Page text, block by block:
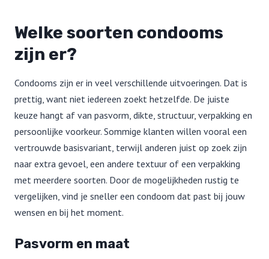
Welke soorten condooms
zijn er?
Condooms zijn er in veel verschillende uitvoeringen. Dat is
prettig, want niet iedereen zoekt hetzelfde. De juiste
keuze hangt af van pasvorm, dikte, structuur, verpakking en
persoonlijke voorkeur. Sommige klanten willen vooral een
vertrouwde basisvariant, terwijl anderen juist op zoek zijn
naar extra gevoel, een andere textuur of een verpakking
met meerdere soorten. Door de mogelijkheden rustig te
vergelijken, vind je sneller een condoom dat past bij jouw
wensen en bij het moment.
Pasvorm en maat